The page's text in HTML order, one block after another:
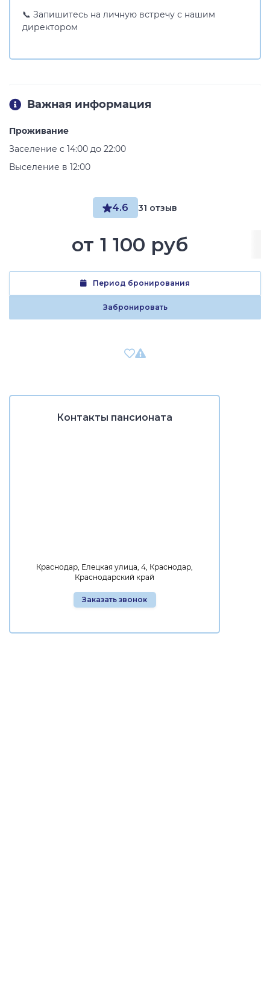
📞 Запишитесь на личную встречу с нашим
директором
4.6 31 отзыв
от 1 100 руб
Период бронирования
Забронировать
Важная информация
Проживание
Заселение с 14:00 до 22:00
Выселение в 12:00
Контакты пансионата
Краснодар, Елецкая улица, 4, Краснодар,
Краснодарский край
Заказать звонок